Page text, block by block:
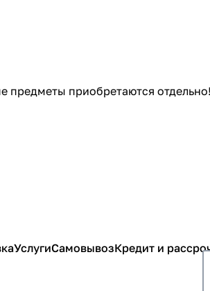
предметы приобретаются отдельно!
УслугиСамовывозКредит и